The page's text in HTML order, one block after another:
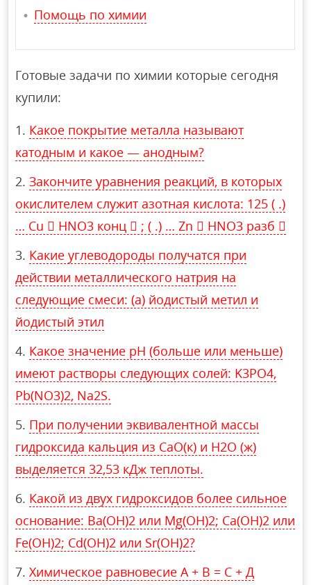
Помощь по химии
Готовые задачи по химии которые сегодня
купили:
Какое покрытие металла называют
катодным и какое — анодным?
Закончите уравнения реакций, в которых
окислителем служит азотная кислота: 125 ( .)
… Cu  HNO3 конц  ; ( .) … Zn  HNO3 разб 
Какие углеводороды получатся при
действии металлического натрия на
следующие смеси: (а) йодистый метил и
йодистый этил
Какое значение рН (больше или меньше)
имеют растворы следующих солей: K3PO4,
Pb(NO3)2, Na2S.
При получении эквивалентной массы
гидроксида кальция из СаО(к) и Н2О (ж)
выделяется 32,53 кДж теплоты.
Какой из двух гидроксидов более сильное
основание: Ва(ОН)2 или Мg(ОН)2; Са(ОН)2 или
Fe(OH)2; Cd(OH)2 или Sr(OH)2?
Химическое равновесие А + В = С + Д